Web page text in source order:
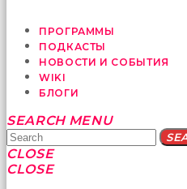
ПРОГРАММЫ
ПОДКАСТЫ
НОВОСТИ И СОБЫТИЯ
WIKI
БЛОГИ
Yatağa
bile
geçmeye
fırsat
SEARCH MENU
CLOSE
CLOSE